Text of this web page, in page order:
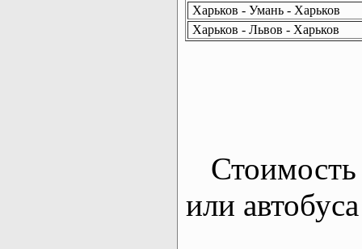
Харьков - Умань - Харьков
Харьков - Львов - Харьков
Стоимость
или